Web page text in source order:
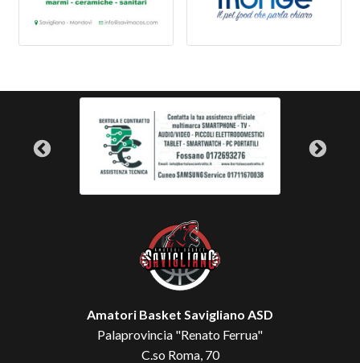
Amatori Basket Savigliano ASD
Palaprovincia "Renato Ferrua"
C.so Roma, 70